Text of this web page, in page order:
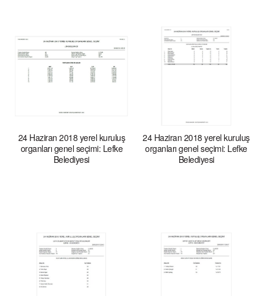
24 Haziran 2018 yerel kuruluş
organları genel seçimi: Lefke
Belediyesi
24 Haziran 2018 yerel kuruluş
organları genel seçimi: Lefke
Belediyesi